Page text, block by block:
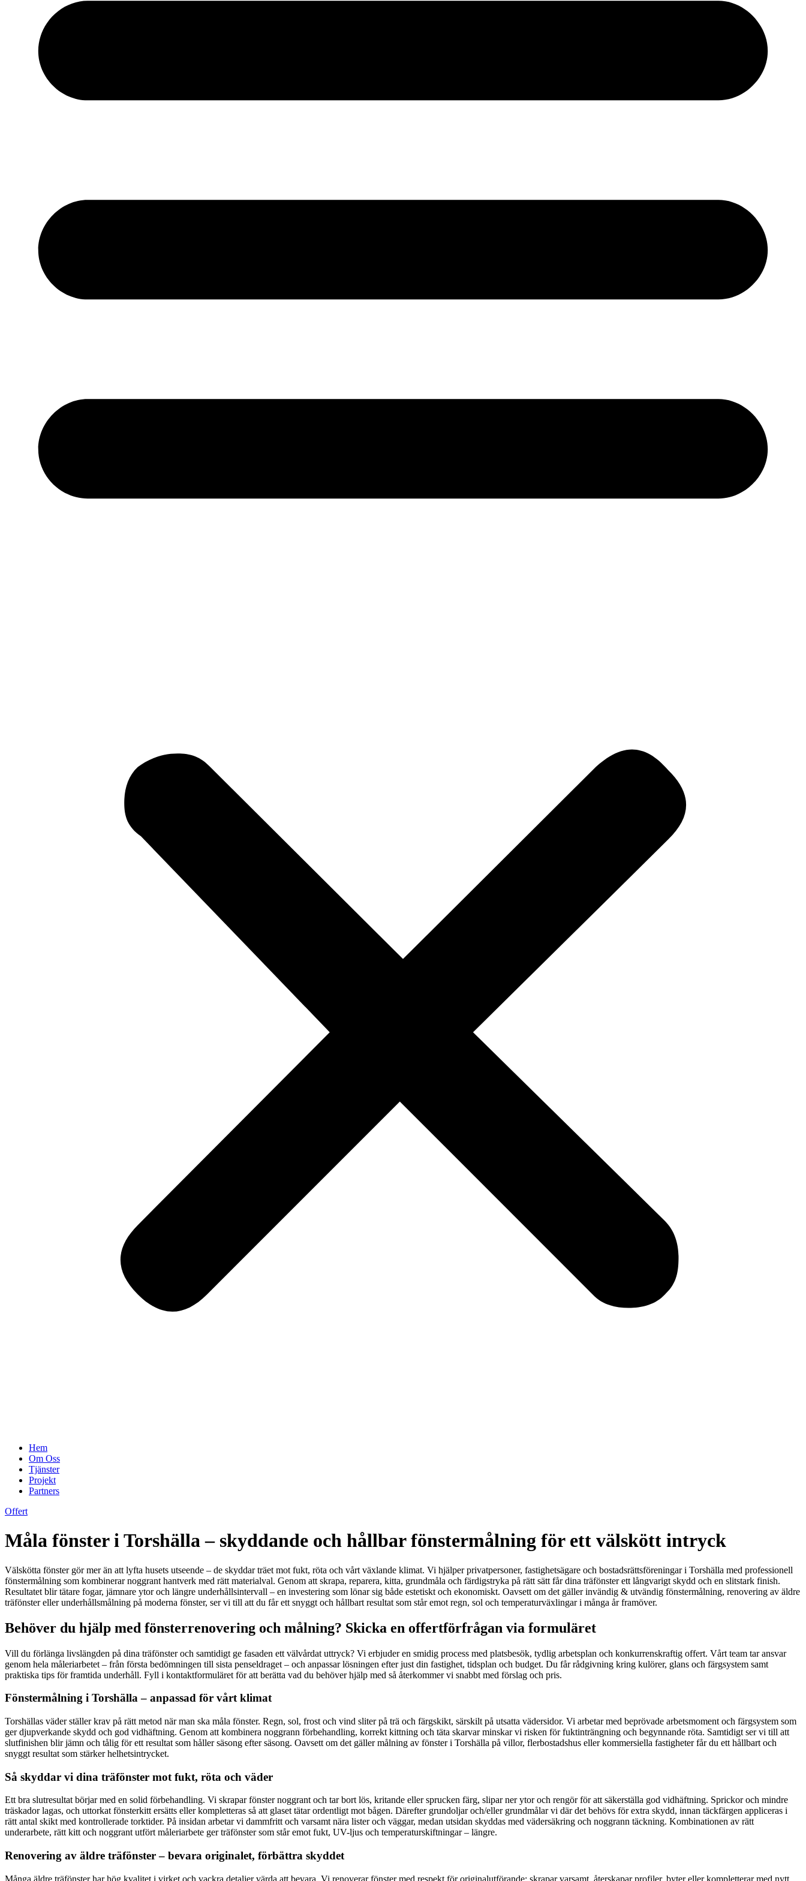
Hem
Om Oss
Tjänster
Projekt
Partners
Offert
Måla fönster i Torshälla – skyddande och hållbar fönstermålning för ett välskött intryck
Välskötta fönster gör mer än att lyfta husets utseende – de skyddar träet mot fukt, röta och vårt växlande klimat. Vi hjälper privatpersoner, fastighetsägare och bostadsrättsföreningar i Torshälla med professionell
fönstermålning som kombinerar noggrant hantverk med rätt materialval. Genom att skrapa, reparera, kitta, grundmåla och färdigstryka på rätt sätt får dina träfönster ett långvarigt skydd och en slitstark finish.
Resultatet blir tätare fogar, jämnare ytor och längre underhållsintervall – en investering som lönar sig både estetiskt och ekonomiskt. Oavsett om det gäller invändig & utvändig fönstermålning, renovering av äldre
träfönster eller underhållsmålning på moderna fönster, ser vi till att du får ett snyggt och hållbart resultat som står emot regn, sol och temperaturväxlingar i många år framöver.
Behöver du hjälp med fönsterrenovering och målning? Skicka en offertförfrågan via formuläret
Vill du förlänga livslängden på dina träfönster och samtidigt ge fasaden ett välvårdat uttryck? Vi erbjuder en smidig process med platsbesök, tydlig arbetsplan och konkurrenskraftig offert. Vårt team tar ansvar
genom hela måleriarbetet – från första bedömningen till sista penseldraget – och anpassar lösningen efter just din fastighet, tidsplan och budget. Du får rådgivning kring kulörer, glans och färgsystem samt
praktiska tips för framtida underhåll. Fyll i kontaktformuläret för att berätta vad du behöver hjälp med så återkommer vi snabbt med förslag och pris.
Fönstermålning i Torshälla – anpassad för vårt klimat
Torshällas väder ställer krav på rätt metod när man ska måla fönster. Regn, sol, frost och vind sliter på trä och färgskikt, särskilt på utsatta vädersidor. Vi arbetar med beprövade arbetsmoment och färgsystem som
ger djupverkande skydd och god vidhäftning. Genom att kombinera noggrann förbehandling, korrekt kittning och täta skarvar minskar vi risken för fuktinträngning och begynnande röta. Samtidigt ser vi till att
slutfinishen blir jämn och tålig för ett resultat som håller säsong efter säsong. Oavsett om det gäller målning av fönster i Torshälla på villor, flerbostadshus eller kommersiella fastigheter får du ett hållbart och
snyggt resultat som stärker helhetsintrycket.
Så skyddar vi dina träfönster mot fukt, röta och väder
Ett bra slutresultat börjar med en solid förbehandling. Vi skrapar fönster noggrant och tar bort lös, kritande eller sprucken färg, slipar ner ytor och rengör för att säkerställa god vidhäftning. Sprickor och mindre
träskador lagas, och uttorkat fönsterkitt ersätts eller kompletteras så att glaset tätar ordentligt mot bågen. Därefter grundoljar och/eller grundmålar vi där det behövs för extra skydd, innan täckfärgen appliceras i
rätt antal skikt med kontrollerade torktider. På insidan arbetar vi dammfritt och varsamt nära lister och väggar, medan utsidan skyddas med vädersäkring och noggrann täckning. Kombinationen av rätt
underarbete, rätt kitt och noggrant utfört måleriarbete ger träfönster som står emot fukt, UV-ljus och temperaturskiftningar – längre.
Renovering av äldre träfönster – bevara originalet, förbättra skyddet
Många äldre träfönster har hög kvalitet i virket och vackra detaljer värda att bevara. Vi renoverar fönster med respekt för originalutförande: skrapar varsamt, återskapar profiler, byter eller kompletterar med nytt